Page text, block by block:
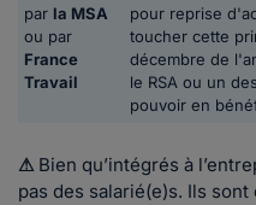
par la MSA
ou par
France
Travail
pour reprise
toucher cette
décembre de
le RSA ou un
pouvoir en
⚠Bien qu’intégrés à
pas des salarié(e)s. Ils